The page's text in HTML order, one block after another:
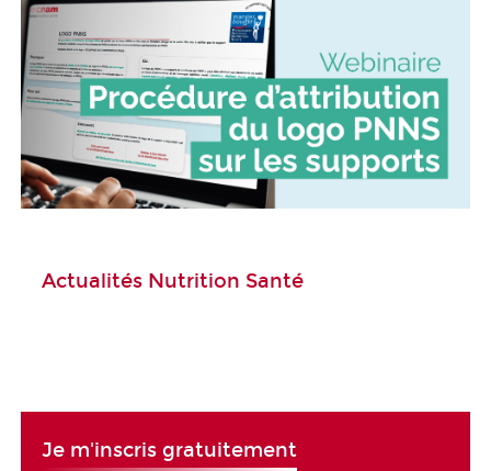
Actualités Nutrition Santé
Je m'inscris gratuitement